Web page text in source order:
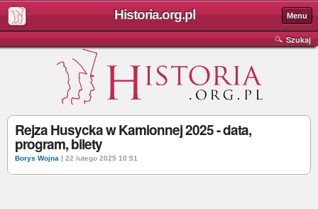
Historia.org.pl Menu
Szukaj
Rejza Husycka w Kamionnej 2025 - data,
program, bilety
Borys Wojna | 22 lutego 2025 10:51